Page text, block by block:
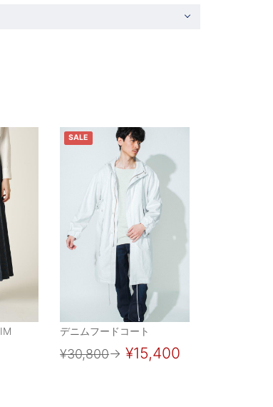
SALE
デニムフードコート
¥30,800→ ¥15,400